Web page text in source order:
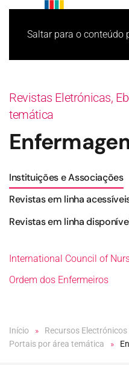
Saltar para o conteúdo
Revistas Eletrónicas,
temática
Instituições e Associações
Revistas em linha
Revistas em linha
International Council of
Ordem dos Enfermeiros
Início Recursos Electrónicos
Portais por área temática